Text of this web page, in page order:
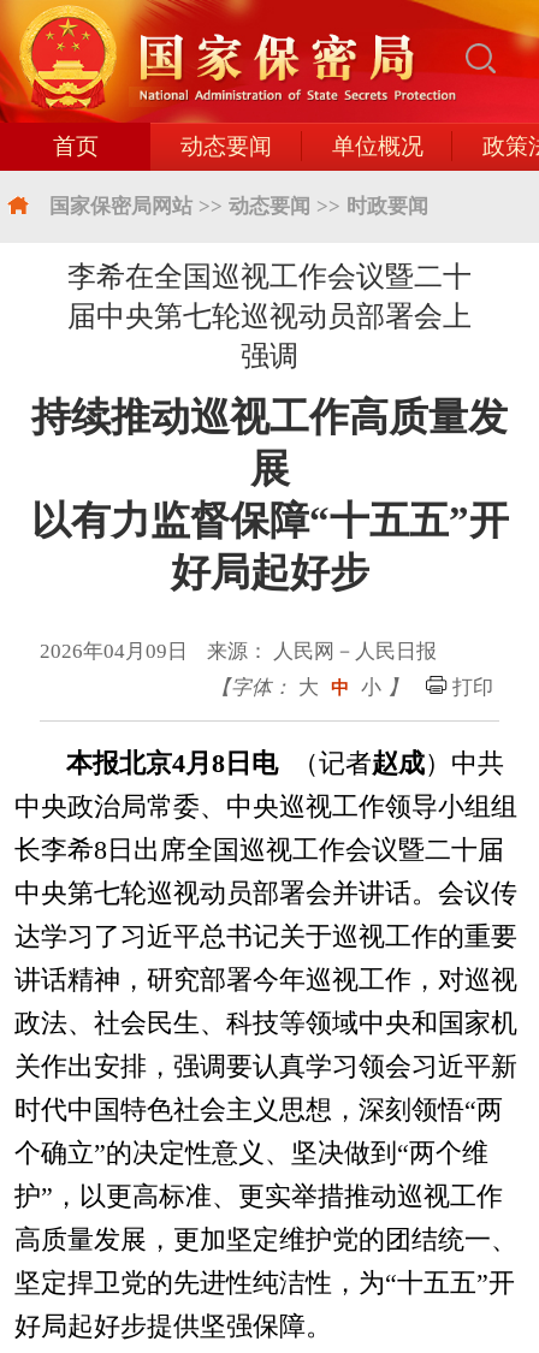
首页 动态要闻 单位概况 政策
国家保密局网站 >> 动态要闻 >> 时政要闻
李希在全国巡视工作会议暨二十
届中央第七轮巡视动员部署会上
强调
持续推动巡视工作高质量发
展
以有力监督保障“十五五”开
好局起好步
2026年04月09日 来源： 人民网－人民日报
【字体： 大 中 小 】 打印
本报北京4月8日电（记者赵成）中共
中央政治局常委、中央巡视工作领导小组组
长李希8日出席全国巡视工作会议暨二十届
中央第七轮巡视动员部署会并讲话。会议传
达学习了习近平总书记关于巡视工作的重要
讲话精神，研究部署今年巡视工作，对巡视
政法、社会民生、科技等领域中央和国家机
关作出安排，强调要认真学习领会习近平新
时代中国特色社会主义思想，深刻领悟“两
个确立”的决定性意义、坚决做到“两个维
护”，以更高标准、更实举措推动巡视工作
高质量发展，更加坚定维护党的团结统一、
坚定捍卫党的先进性纯洁性，为“十五五”开
好局起好步提供坚强保障。